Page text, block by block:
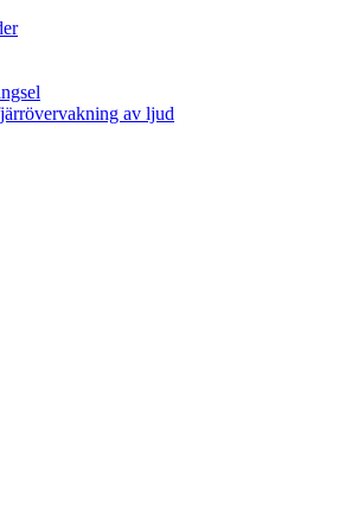
av ljud